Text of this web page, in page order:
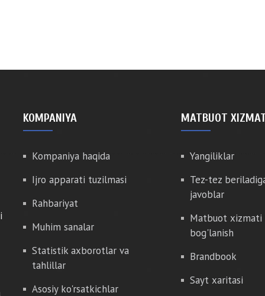
KOMPANIYA
Kompaniya haqida
Ijro apparati tuzilmasi
Rahbariyat
Muhim sanalar
Statistik axborotlar va
tahlillar
Asosiy ko'rsatkichlar
MATBUOT
Yangiliklar
Tez-tez
javoblar
Matbuot xizmati
bog'lanish
Brandbook
Sayt xaritasi